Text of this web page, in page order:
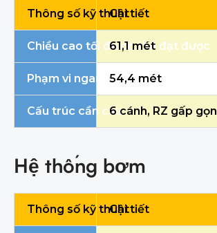
Thông số kỹ thuậtChi tiết
Chiều cao tối đa có thể đạt được
61,1 mét
Phạm vi ngang tối đa
54,4 mét
Cấu trúc cần cẩu6 cánh, RZ gấp gọn
Hệ thống bơm
Thông số kỹ thuậtChi tiết